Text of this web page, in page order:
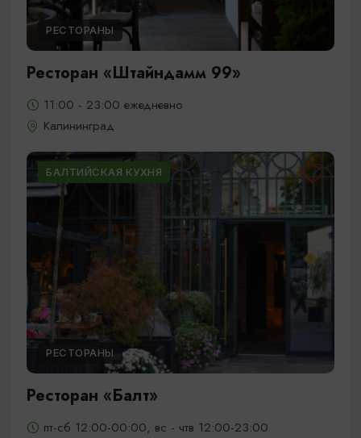
РЕСТОРАНЫ
Ресторан «Штайндамм 99»
11:00 - 23:00 ежедневно
Калининград
БАЛТИЙСКАЯ КУХНЯ
РЕСТОРАНЫ
Ресторан «Балт»
пт-сб 12:00-00:00, вс - чтв 12:00-23:00